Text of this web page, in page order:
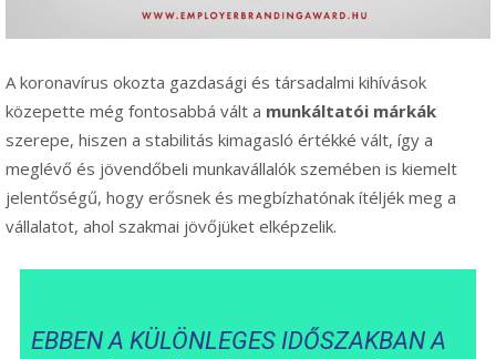
A koronavírus okozta gazdasági és társadalmi kihívások
közepette még fontosabbá vált a munkáltatói márkák
szerepe, hiszen a stabilitás kimagasló értékké vált, így a
meglévő és jövendőbeli munkavállalók szemében is kiemelt
jelentőségű, hogy erősnek és megbízhatónak ítéljék meg a
vállalatot, ahol szakmai jövőjüket elképzelik.
EBBEN A KÜLÖNLEGES IDŐSZAKBAN A